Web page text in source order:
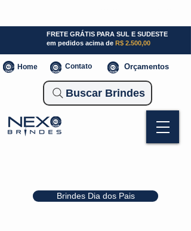
Brindes Dia dos Pais
FRETE GRÁTIS PARA SUL E SUDESTE
em pedidos acima de R$ 2.500,00
Home Contato Orçamentos
Buscar Brindes